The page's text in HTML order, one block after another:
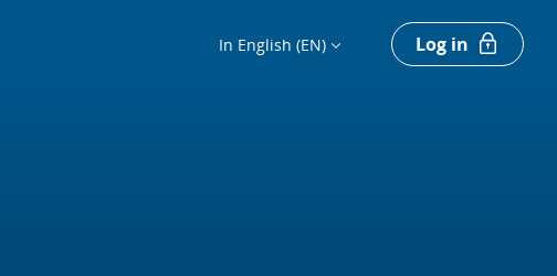
In English (EN) Log in